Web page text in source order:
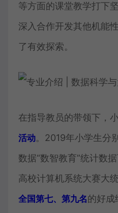
等方面的课堂教学打下
深入合作开发其他机能
了有效探索。
在指导教员的带领下，
活动。2019年小学生分
数据“数智教育”统计数
高校计算机系统大赛大
全国第七、第九名的好成